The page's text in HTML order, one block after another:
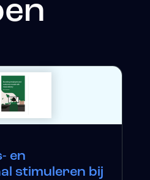
en
stimuleren bij